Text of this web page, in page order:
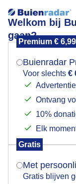
Welkom bij
gaan?
Premium €
Buienradar
Voor slechts €
Ontvang
10%
Elk
Gratis
Met
Gratis blijven
Mooie
Mogen we
Indien je hier
verschijnt er
Is